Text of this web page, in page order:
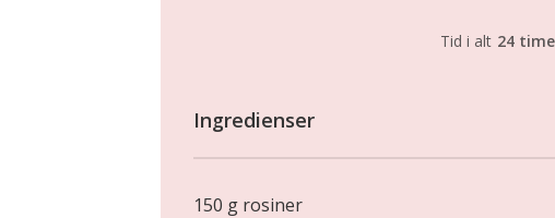
Tid i alt 24
Ingredienser
150 g rosiner